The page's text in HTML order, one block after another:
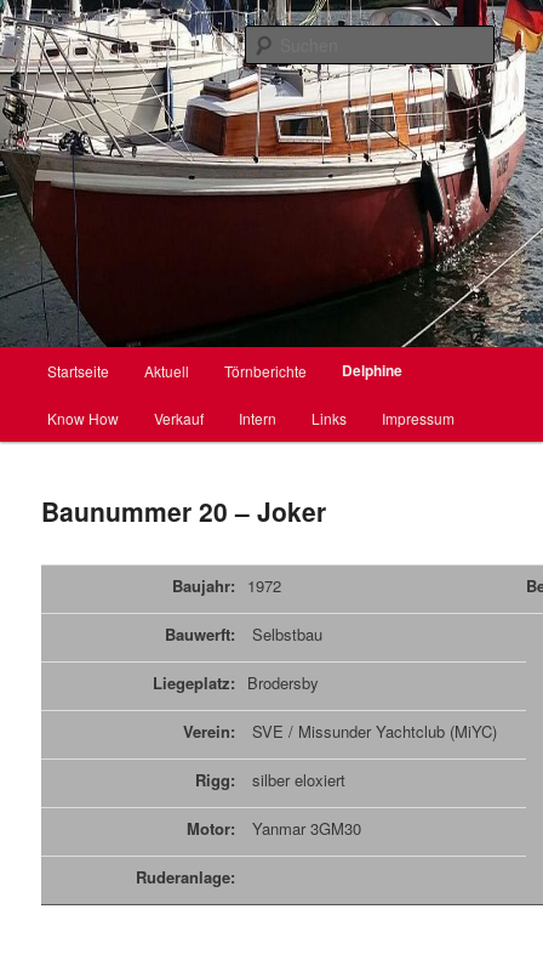
Delphin 66
Webseite für den Delphin 66
Zum
primären
springen
Startseite Aktuell Törnberichte Delphine
Know How Verkauf Intern Links Impressum
Baunummer 20 – Joker
Baujahr: 1972
Bauwerft: Selbstbau
Liegeplatz: Brodersby
Verein: SVE / Missunder Yachtclub (MiYC)
Rigg: silber eloxiert
Motor: Yanmar 3GM30
Ruderanlage: